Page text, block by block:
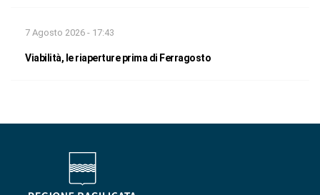
7 Agosto 2026 - 17:43
Viabilità, le riaperture prima di Ferragosto